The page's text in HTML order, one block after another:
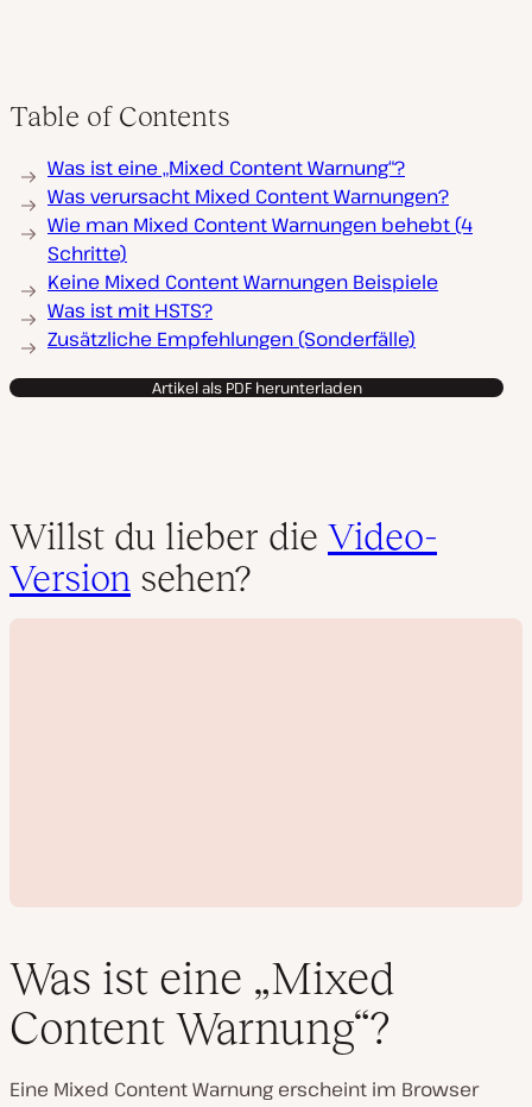
Table of Contents
Was ist eine „Mixed Content Warnung“?
Was verursacht Mixed Content Warnungen?
Wie man Mixed Content Warnungen behebt (4
Schritte)
Keine Mixed Content Warnungen Beispiele
Was ist mit HSTS?
Zusätzliche Empfehlungen (Sonderfälle)
Artikel als PDF herunterladen
Willst du lieber die Video-
Version sehen?
d
Was ist eine „Mixed
Content Warnung“?
Eine Mixed Content Warnung erscheint im Browser